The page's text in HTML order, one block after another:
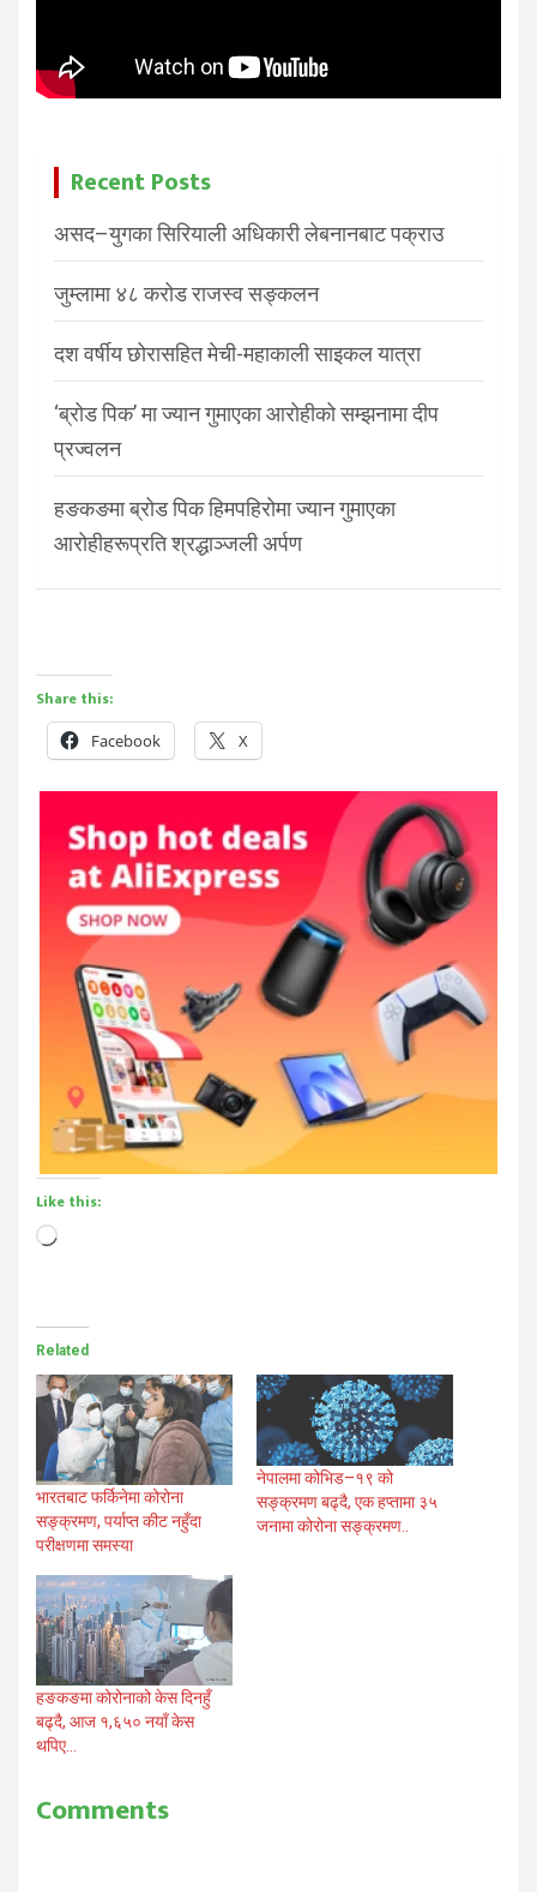
Recent Posts
असद–युगका सिरियाली अधिकारी लेबनानबाट पक्राउ
जुम्लामा ४८ करोड राजस्व सङ्कलन
दश वर्षीय छोरासहित मेची-महाकाली साइकल यात्रा
‘ब्रोड पिक’ मा ज्यान गुमाएका आरोहीको सम्झनामा दीप
प्रज्वलन
हङकङमा ब्रोड पिक हिमपहिरोमा ज्यान गुमाएका
आरोहीहरूप्रति श्रद्धाञ्जली अर्पण
Share this:
Facebook X
Like this:
Loading…
Related
भारतबाट फर्किनेमा कोरोना
सङ्क्रमण, पर्याप्त कीट नहुँदा
परीक्षणमा समस्या
नेपालमा कोभिड–१९ को
सङ्क्रमण बढ्दै, एक हप्तामा ३५
जनामा कोरोना सङ्क्रमण..
हङकङमा कोरोनाको केस दिनहुँ
बढ्दै, आज १,६५० नयाँ केस
थपिए…
Comments